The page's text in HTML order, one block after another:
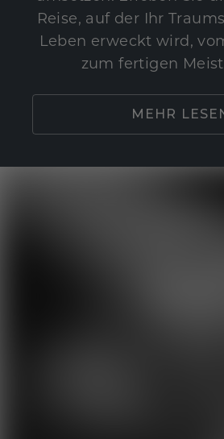
Reise, auf der Ihr
Leben erweckt wird,
zum fertigen
MEHR